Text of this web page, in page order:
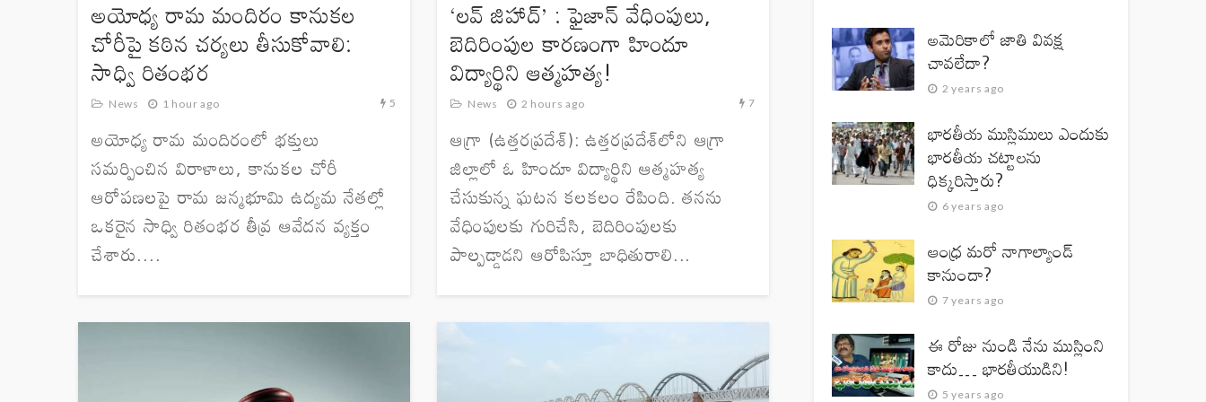
అయోధ్య రామ మందిరం కానుకల
చోరీపై కఠిన చర్యలు తీసుకోవాలి:
సాధ్వి రితంభర
News 1 hour ago 5
అయోధ్య రామ మందిరంలో భక్తులు
సమర్పించిన విరాళాలు, కానుకల చోరీ
ఆరోపణలపై రామ జన్మభూమి ఉద్యమ నేతల్లో
ఒకరైన సాధ్వి రితంభర తీవ్ర ఆవేదన వ్యక్తం
చేశారు....
‘లవ్ జిహాద్’ : ఫైజాన్ వేధింపులు,
బెదిరింపుల కారణంగా హిందూ
విద్యార్థిని ఆత్మహత్య!
News 2 hours ago 7
ఆగ్రా (ఉత్తరప్రదేశ్): ఉత్తరప్రదేశ్‌లోని ఆగ్రా
జిల్లాలో ఓ హిందూ విద్యార్థిని ఆత్మహత్య
చేసుకున్న ఘటన కలకలం రేపింది. తనను
వేధింపులకు గురిచేసి, బెదిరింపులకు
పాల్పడ్డాడని ఆరోపిస్తూ బాధితురాలి...
అమెరికాలో జాతి వివక్ష
చావలేదా?
2 years ago
భారతీయ ముస్లిములు ఎందుకు
భారతీయ చట్టాలను
ధిక్కరిస్తారు?
6 years ago
ఆంధ్ర మరో నాగాల్యాండ్
కానుందా?
7 years ago
ఈ రోజు నుండి నేను ముస్లింని
కాదు… భారతీయుడిని!
5 years ago